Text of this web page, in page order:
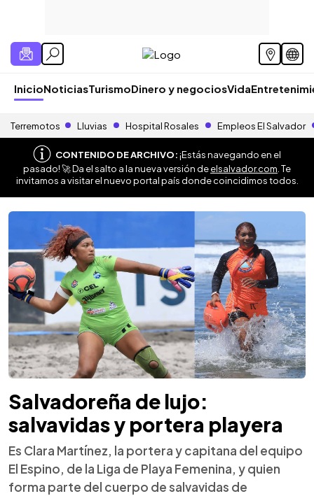
InicioNoticiasTurismoDinero y negociosVida
Terremotos Lluvias Hospital Rosales Empleos El Salvador
CONTENIDO DE ARCHIVO:¡Estás navegando en el
pasado! 🚀 Da el salto a la nueva versión deelsalvador.com . Te
invitamos a visitar el nuevo portal país donde coincidimos todos.
Salvadoreña de lujo:
salvavidas y portera playera
Es Clara Martínez, la portera y capitana del equipo
El Espino, de la Liga de Playa Femenina, y quien
forma parte del cuerpo de salvavidas de